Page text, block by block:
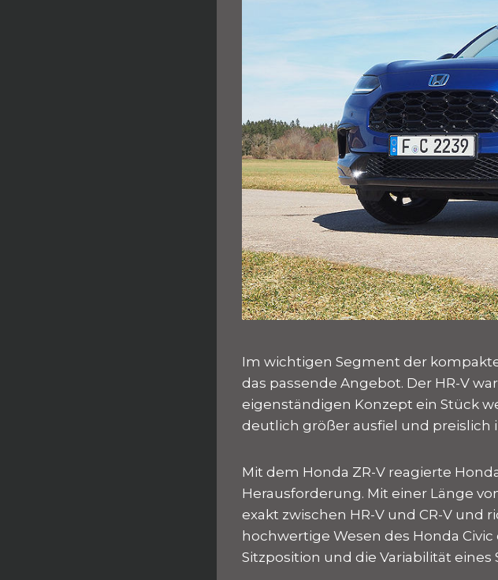
Im wichtigen Segment der
das passende Angebot. Der HR-V
eigenständigen Konzept ein Stück
deutlich größer ausfiel und preislich
Mit dem Honda ZR-V reagierte
Herausforderung. Mit einer Länge
exakt zwischen HR-V und CR-V und
hochwertige Wesen des Honda
Sitzposition und die Variabilität eines